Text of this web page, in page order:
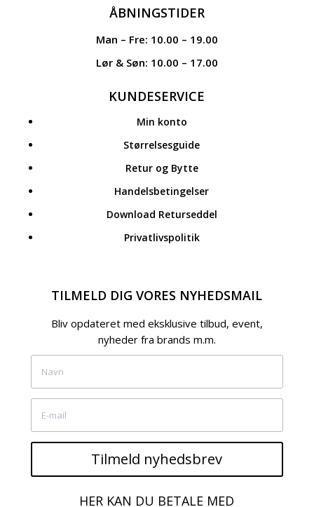
ÅBNINGSTIDER
Man – Fre: 10.00 – 19.00
Lør & Søn: 10.00 – 17.00
KUNDESERVICE
Min konto
Størrelsesguide
Retur og Bytte
Handelsbetingelser
Download Returseddel
Privatlivspolitik
TILMELD DIG VORES NYHEDSMAIL
Bliv opdateret med eksklusive tilbud, event,
nyheder fra brands m.m.
Tilmeld nyhedsbrev
HER KAN DU BETALE MED